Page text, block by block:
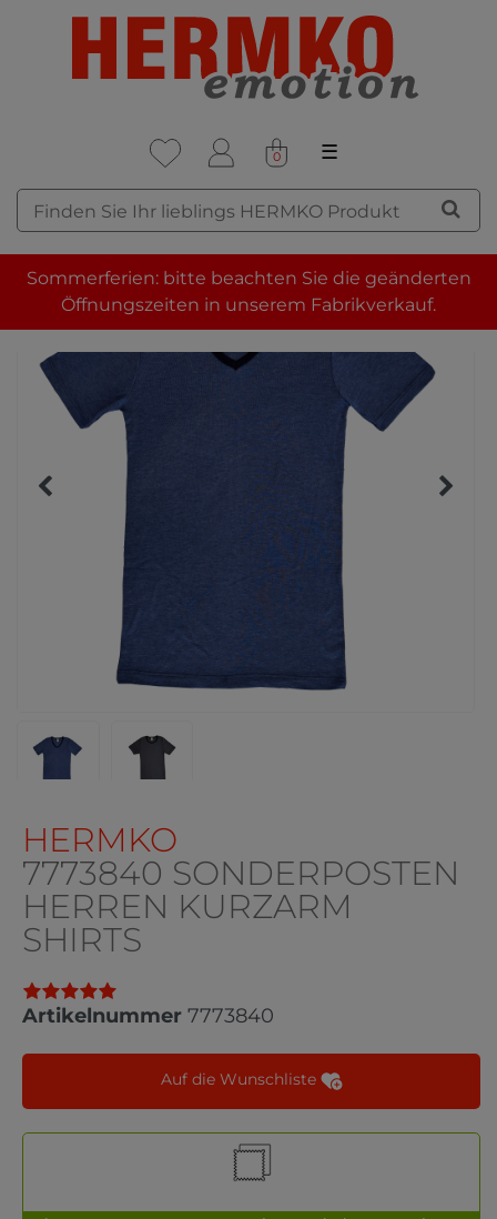
0 ☰
Sommerferien: bitte beachten Sie die geänderten
Öffnungszeiten in unserem Fabrikverkauf.
HERMKO
7773840 SONDERPOSTEN
HERREN KURZARM
SHIRTS
Artikelnummer 7773840
Auf die Wunschliste